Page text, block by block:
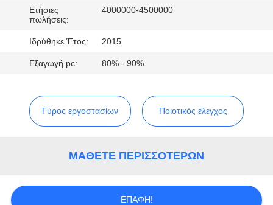
ΖΗΤΉΣΤΕ
ΈΝΑ
SITEMAP
PRIVACY
POLICY
Ετήσιες
πωλήσεις:
4000000-4500000
Ιδρύθηκε Έτος: 2015
Εξαγωγή pc: 80% - 90%
Γύρος εργοστασίων Ποιοτικός έλεγχος
ΜΆΘΕΤΕ ΠΕΡΙΣΣΌΤΕΡΩΝ
ΕΠΑΦΉ!